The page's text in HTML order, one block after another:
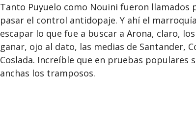
Tanto Puyuelo como Nouini fueron llamados
pasar el control antidopaje. Y ahí el
escapar lo que fue a buscar a Arona, claro,
ganar, ojo al dato, las medias de Santander,
Coslada. Increíble que en pruebas populares
anchas los tramposos.